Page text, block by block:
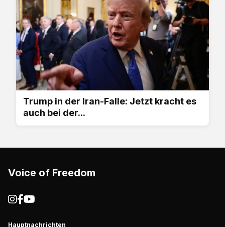
Trump in der Iran-Falle: Jetzt kracht es
auch bei der...
Voice of Freedom
Hauptnachrichten